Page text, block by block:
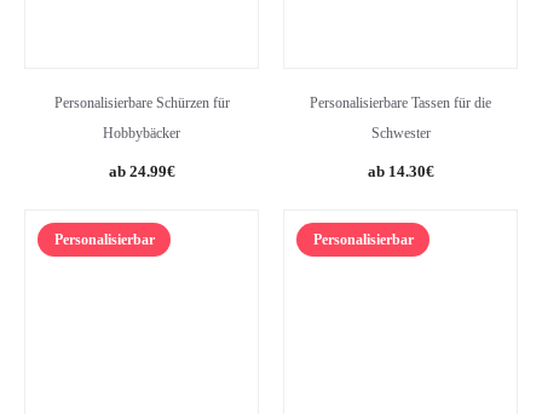
Personalisierbare Schürzen für
Hobbybäcker
24.99€
Personalisierbare Tassen für die
Schwester
14.30€
Personalisierbar Personalisierbar